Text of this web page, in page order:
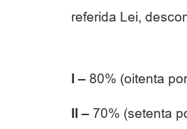
referida Lei,
I – 80% (oitenta
II – 70% (setenta